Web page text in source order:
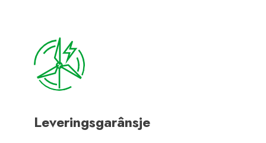
Leveringsgarânsje